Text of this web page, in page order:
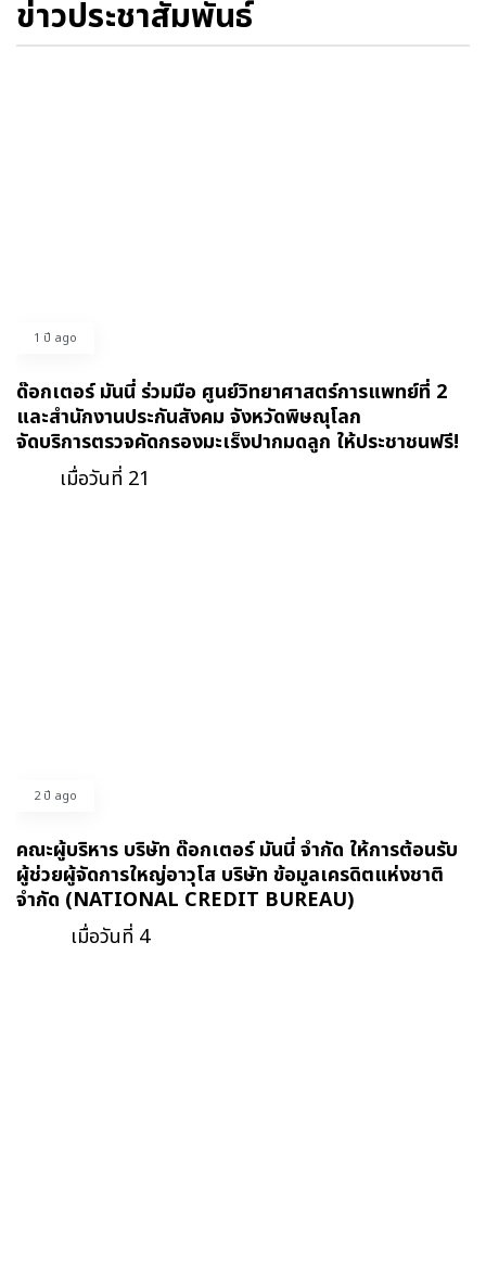
ข่าวประชาสัมพันธ์
1 ปี ago
ด๊อกเตอร์ มันนี่ ร่วมมือ ศูนย์วิทยาศาสตร์การแพทย์ที่ 2
และสำนักงานประกันสังคม จังหวัดพิษณุโลก
จัดบริการตรวจคัดกรองมะเร็งปากมดลูก ให้ประชาชนฟรี!
เมื่อวันที่ 21
2 ปี ago
คณะผู้บริหาร บริษัท ด๊อกเตอร์ มันนี่ จำกัด ให้การต้อนรับ
ผู้ช่วยผู้จัดการใหญ่อาวุโส บริษัท ข้อมูลเครดิตแห่งชาติ
จำกัด (NATIONAL CREDIT BUREAU)
เมื่อวันที่ 4